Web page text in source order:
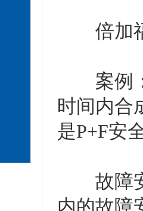
倍加福
案例：
时间内合
是P+F安
故障安
内的故障